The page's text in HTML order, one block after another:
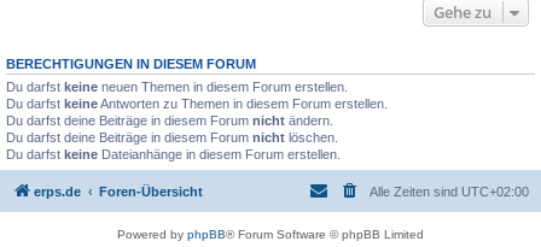
Gehe zu
BERECHTIGUNGEN IN DIESEM FORUM
Du darfst keine neuen Themen in diesem Forum erstellen.
Du darfst keineAntworten zu Themen in diesem Forum erstellen.
Du darfst deine Beiträge in diesem Forum nicht ändern.
Du darfst deine Beiträge in diesem Forum nicht löschen.
Du darfst keine Dateianhänge in diesem Forum erstellen.
erps.de Foren-Übersicht Alle Zeiten sind UTC+02:00
Powered by phpBB® Forum Software © phpBB Limited